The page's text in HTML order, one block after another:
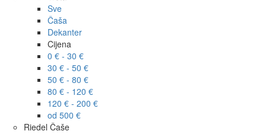
Sve
Čaša
Dekanter
Cijena
0 € - 30 €
30 € - 50 €
50 € - 80 €
80 € - 120 €
120 € - 200 €
od 500 €
Riedel Čaše